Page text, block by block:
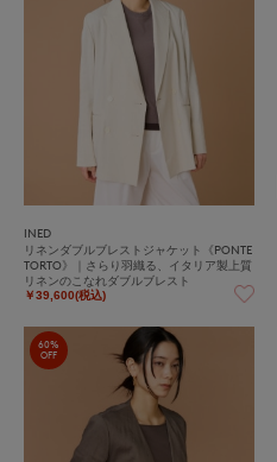
INED
リネンダブルブレストジャケット《PONTE
TORTO》｜さらり羽織る、イタリア製上質
リネンのこなれダブルブレスト
￥39,600(税込)
60%
OFF